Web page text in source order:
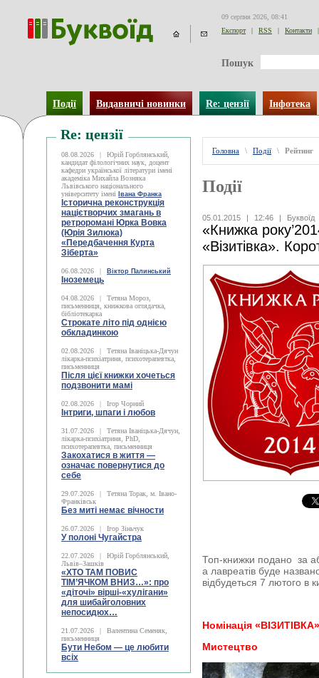
09 серпня 2026, 08:41
Експорт
| RSS | Контакти |
Пошук
Події Видавничі новинки Re: цензії Інфотека
Re: цензії
08.08.2026 |
Юрій Горблянський,
кандидат філологічних наук, доцент
кафедри української літератури імені
академіка Михайла Возняка
Львівського національного
університету імені
Івана Франка
Історична реконструкція
націєтворчих змагань в
ретроромані Юрка Вовка
(Юрія Зилюка)
«Передбачення Курта
Зіберта»
06.08.2026 | Віктор Палинський
Іноземець
04.08.2026 |
Тетяна Мороз,
письменниця, книжкова оглядачка,
бібліотекарка
Строкате літо під однією
обкладинкою
02.08.2026 |
Тетяна Іваніцька-Дячун
лікарка-психіатриня, психотерапевтка,
письменниця
Після цієї книжки хочеться
подзвонити мамі
02.08.2026 | Ігор Чорний
Інтриги, шпаги і любов
31.07.2026 |
Тетяна Іваніцька-Дячун,
лікарка-психіатриня, PhD,
психотерапевтка, письменниця
Закохатися в життя —
означає повернутися до
себе
29.07.2026 |
Тетяна Торак, м. Івано-
Франківськ
Без миті немає вічности
26.07.2026 | Ігор Зіньчук
У полоні Чугайстра
22.07.2026 |
Юрій Горблянський,
Львів–Зашків
«ХТО ТАМ ПОВИС
ТІМ’ЯЧКОМ ВНИЗ…»: про
«діточі» вірші-«хулігани»
для шибайголовних
непосидюх…
21.07.2026 |
Валентина Семеняк,
письменниця
Бути Небом ― це любити
всіх
Головна \ Події \ Рейтинг
Події
05.01.2015 | 12:46 | Буквоїд
«Книжка
«Візитівка».
Топ-книжки подано за
а лавреатів буде
відбудеться 7 лютого в
Номінація «ВІЗИТІВКА»
Мистецтво